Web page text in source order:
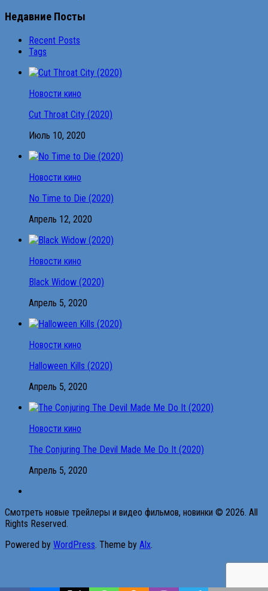
Недавние Посты
Recent Posts
Tags
Новости кино
Cut Throat City (2020)
Июль 10, 2020
Новости кино
No Time to Die (2020)
Апрель 12, 2020
Новости кино
Black Widow (2020)
Апрель 5, 2020
Новости кино
Halloween Kills (2020)
Апрель 5, 2020
Новости кино
The Conjuring The Devil Made Me Do It (2020)
Апрель 5, 2020
Смотреть новые трейлеры и видео фильмов, новинки © 2026. All
Rights Reserved.
Powered by WordPress. Theme by Alx.